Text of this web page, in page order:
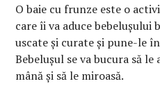
O baie cu frunze este o
care îi va aduce bebelușului
uscate și curate și pune-le
Bebelușul se va bucura să
mână și să le miroasă.